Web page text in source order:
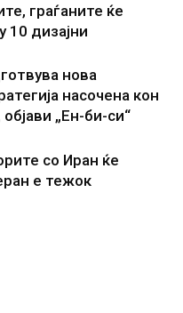
граѓаните ќе
10 дизајни
нова
насочена кон
„Ен-би-си“
со Иран ќе
е тежок